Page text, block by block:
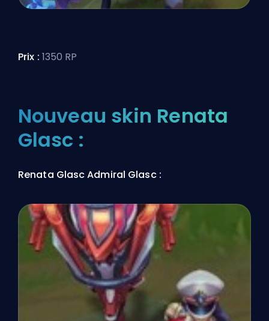
Prix : 1350 RP
Nouveau skin Renata
Glasc :
Renata Glasc Admiral Glasc :